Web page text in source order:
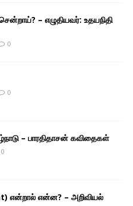
– எழுதியவர்: உதயநிதி
0
0
– பாரதிதாசன் கவிதைகள்
0
என்றால் என்ன? – அறிவியல்